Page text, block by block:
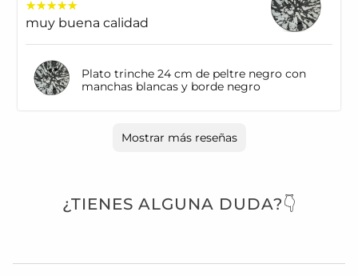
muy buena calidad
Plato trinche 24 cm de peltre negro con
manchas blancas y borde negro
Mostrar más reseñas
¿TIENES ALGUNA DUDA?👇